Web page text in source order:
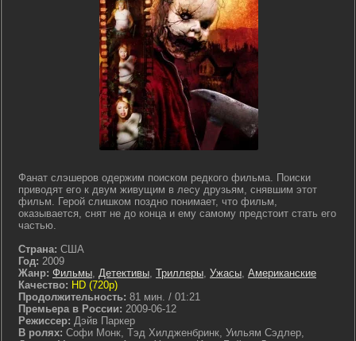
Фанат слэшеров одержим поиском редкого фильма. Поиски
приводят его к двум живущим в лесу друзьям, снявшим этот
фильм. Герой слишком поздно понимает, что фильм,
оказывается, снят не до конца и ему самому предстоит стать его
частью.
Страна: США
Год: 2009
Жанр: Фильмы, Детективы, Триллеры, Ужасы, Американские
Качество: HD (720p)
Продолжительность: 81 мин. / 01:21
Премьера в России: 2009-06-12
Режиссер: Дэйв Паркер
В ролях: Софи Монк, Тэд Хилдженбринк, Уильям Сэдлер,